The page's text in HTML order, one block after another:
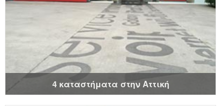
4 καταστήματα στην Αττική